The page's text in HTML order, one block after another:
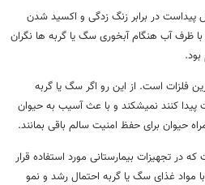
پیداست در برابر زنگ زدگی و اکسید شدن
ظرف آب هنگام آبخوری سگ یا گربه ها نگران
فلزات است. از این رو اگر سگ یا گربه
پیدا کنند نمیشکند و با عث آسیب به حیوان
حیوان برای حفظ امنیت سالم باقی بمانند.
در تجهیزات بیمارستانی مورد استفاده قرار
مواد غذای سگ یا گربه احتمال رشد و نمو